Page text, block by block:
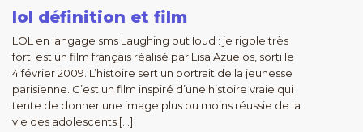
lol définition et film
LOL en langage sms Laughing out Ioud : je rigole très
fort. est un film français réalisé par Lisa Azuelos, sorti le
4 février 2009. L’histoire sert un portrait de la jeunesse
parisienne. C’est un film inspiré d’une histoire vraie qui
tente de donner une image plus ou moins réussie de la
vie des adolescents […]